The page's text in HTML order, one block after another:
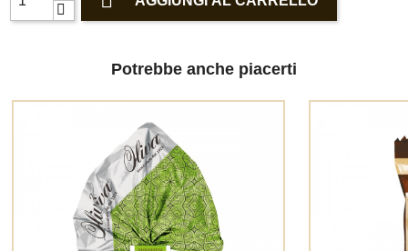
Potrebbe anche piacerti